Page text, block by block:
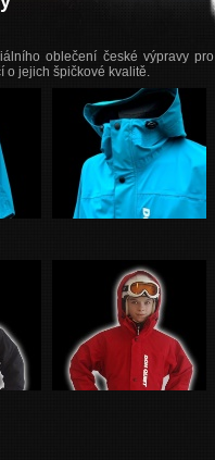
oblečení české výpravy pro
o jejich špičkové kvalitě.